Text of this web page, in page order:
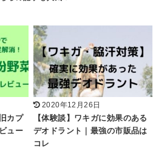
カプ
ュー
2020年12月26日
【体験談】ワキガに効果のある
デオドラント｜最強の市販品は
コレ